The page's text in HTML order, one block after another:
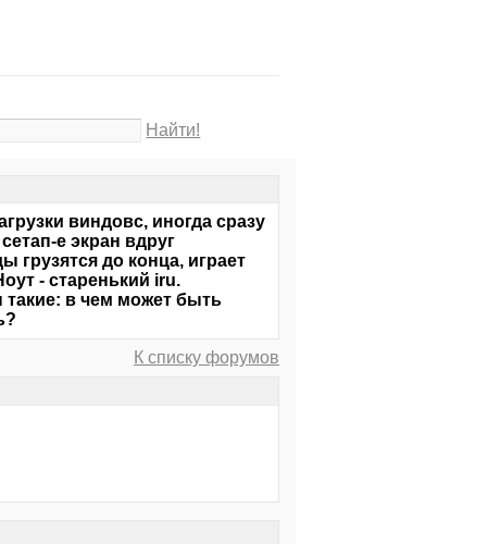
Найти!
виндовс, иногда сразу
е экран вдруг
грузятся до конца, играет
- старенький iru.
такие: в чем может быть
К списку форумов